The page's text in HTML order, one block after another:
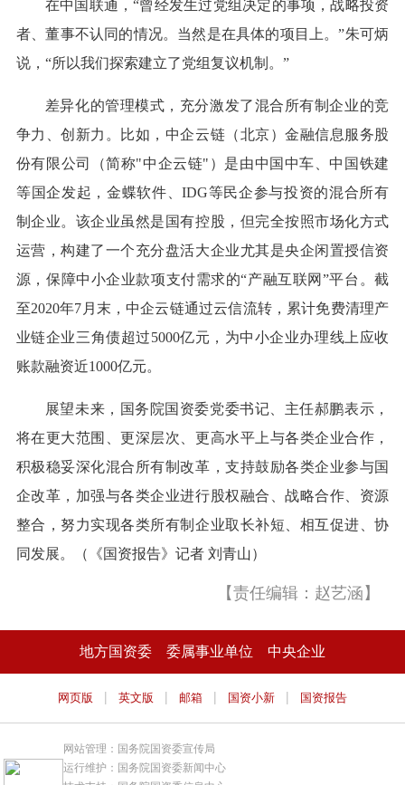
在中国联通，“曾经发生过党组决定的事项，战略投资
者、董事不认同的情况。当然是在具体的项目上。”朱可炳
说，“所以我们探索建立了党组复议机制。”
差异化的管理模式，充分激发了混合所有制企业的竞
争力、创新力。比如，中企云链（北京）金融信息服务股
份有限公司（简称"中企云链"）是由中国中车、中国铁建
等国企发起，金蝶软件、IDG等民企参与投资的混合所有
制企业。该企业虽然是国有控股，但完全按照市场化方式
运营，构建了一个充分盘活大企业尤其是央企闲置授信资
源，保障中小企业款项支付需求的“产融互联网”平台。截
至2020年7月末，中企云链通过云信流转，累计免费清理产
业链企业三角债超过5000亿元，为中小企业办理线上应收
账款融资近1000亿元。
展望未来，国务院国资委党委书记、主任郝鹏表示，
将在更大范围、更深层次、更高水平上与各类企业合作，
积极稳妥深化混合所有制改革，支持鼓励各类企业参与国
企改革，加强与各类企业进行股权融合、战略合作、资源
整合，努力实现各类所有制企业取长补短、相互促进、协
同发展。（《国资报告》记者 刘青山）
【责任编辑：赵艺涵】
地方国资委 委属事业单位 中央企业
网页版 | 英文版 | 邮箱 | 国资小新 | 国资报告
网站管理：国务院国资委宣传局
运行维护：国务院国资委新闻中心